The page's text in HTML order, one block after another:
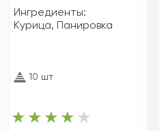
Ингредиенты:
Курица, Панировка
10 шт